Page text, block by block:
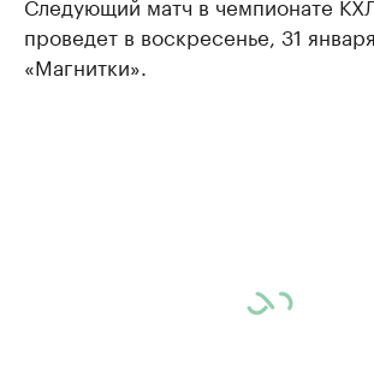
проведет в воскресенье, 31
«Магнитки».